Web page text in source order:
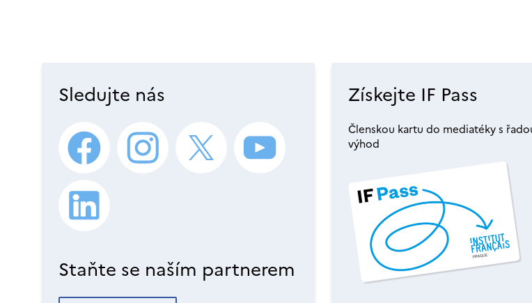
Sledujte nás
Staňte se naším partnerem
Získejte IF Pass
Členskou kartu do mediatéky s
výhod